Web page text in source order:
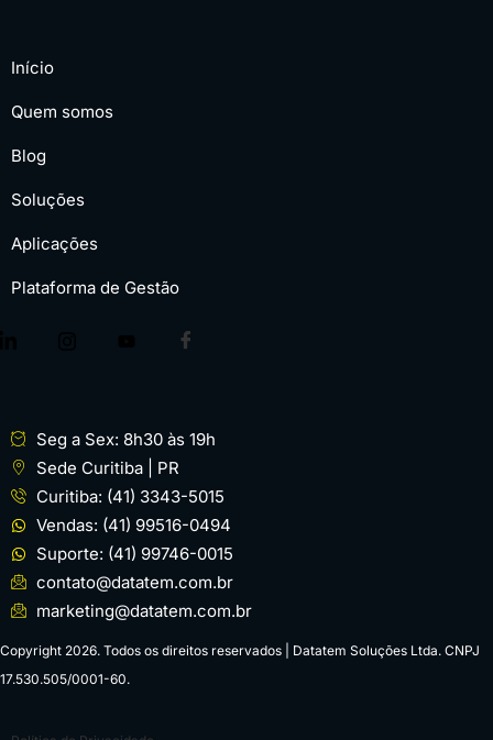
Início
Quem somos
Blog
Soluções
Aplicações
Plataforma de Gestão
Seg a Sex: 8h30 às 19h
Sede Curitiba | PR
Curitiba: (41) 3343-5015
Vendas: (41) 99516-0494
Suporte: (41) 99746-0015
contato@datatem.com.br
marketing@datatem.com.br
Copyright 2026. Todos os direitos reservados | Datatem Soluções Ltda. CNPJ
17.530.505/0001-60.